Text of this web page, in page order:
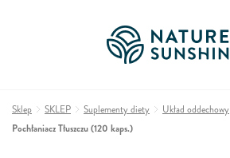
Sklep SKLEP Suplementy diety
Układ oddechowy
Pochłaniacz Tłuszczu (120 kaps.)